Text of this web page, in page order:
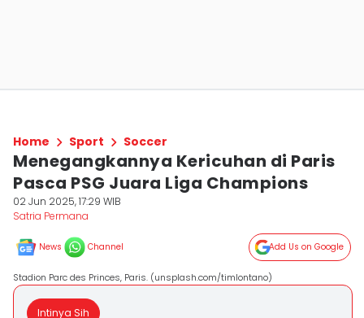
Home Sport Soccer
Menegangkannya Kericuhan di Paris
Pasca PSG Juara Liga Champions
02 Jun 2025, 17:29 WIB
Satria Permana
News Channel Add Us on Google
Stadion Parc des Princes, Paris. (unsplash.com/timlontano)
Intinya Sih